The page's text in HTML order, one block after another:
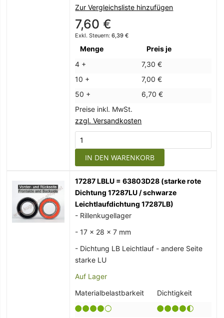
Zur Vergleichsliste hinzufügen
7,60 €
6,39 €
Menge
Preis je
4 +
7,30 €
10 +
7,00 €
50 +
6,70 €
Preise inkl. MwSt.
zzgl. Versandkosten
IN DEN WARENKORB
17287 LBLU = 63803D28 (starke rote
Dichtung 17287LU / schwarze
Leichtlaufdichtung 17287LB)
- Rillenkugellager
- 17 x 28 x 7 mm
- Dichtung LB Leichtlauf - andere Seite
starke LU
Auf Lager
Materialbelastbarkeit
Dichtigkeit